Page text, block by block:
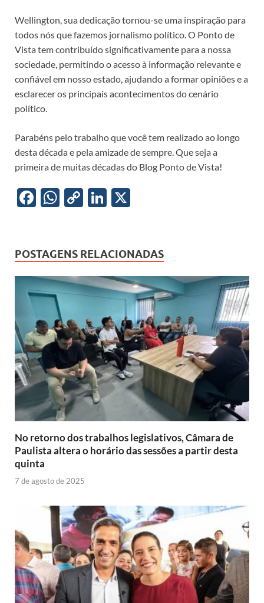
Wellington, sua dedicação tornou-se uma inspiração para
todos nós que fazemos jornalismo político. O Ponto de
Vista tem contribuído significativamente para a nossa
sociedade, permitindo o acesso à informação relevante e
confiável em nosso estado, ajudando a formar opiniões e a
esclarecer os principais acontecimentos do cenário
político.
Parabéns pelo trabalho que você tem realizado ao longo
desta década e pela amizade de sempre. Que seja a
primeira de muitas décadas do Blog Ponto de Vista!
F
b
o
o
W
s
A
p
p
C
y
Li
n
Li
e
dI
n
POSTAGENS RELACIONADAS
No retorno dos trabalhos legislativos, Câmara de
Paulista altera o horário das sessões a partir desta
quinta
7 de agosto de 2025